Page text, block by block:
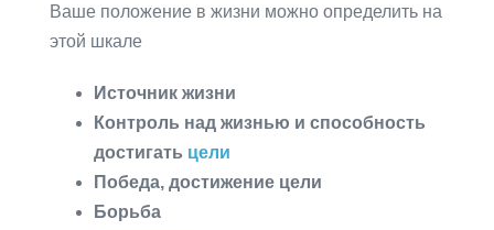
Ваше положение в жизни можно определить на
этой шкале
Источник жизни
Контроль над жизнью и способность
достигать цели
Победа, достижение цели
Борьба